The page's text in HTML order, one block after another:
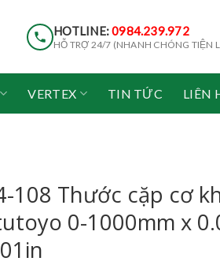
HOTLINE:0984.239.972
HỖ TRỢ 24/7 (NHANH CHÓNG TIỆN
VERTEX TIN TỨC LIÊN
108 Thước cặp cơ
0-1000mm x